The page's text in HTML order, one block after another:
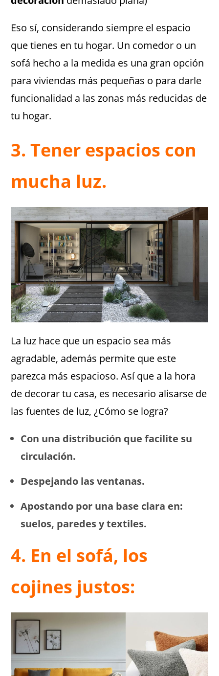
Eso sí, considerando siempre el espacio
que tienes en tu hogar. Un comedor o un
sofá hecho a la medida es una gran opción
para viviendas más pequeñas o para darle
funcionalidad a las zonas más reducidas de
tu hogar.
3. Tener espacios con
mucha luz.
La luz hace que un espacio sea más
agradable, además permite que este
parezca más espacioso. Así que a la hora
de decorar tu casa, es necesario alisarse de
las fuentes de luz, ¿Cómo se logra?
Con una distribución que facilite su
circulación.
Despejando las ventanas.
Apostando por una base clara en:
suelos, paredes y textiles.
4. En el sofá, los
cojines justos: